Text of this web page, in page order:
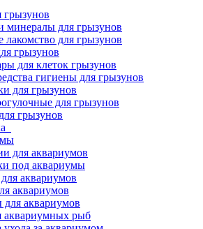
грызунов
минералы для грызунов
лакомство для грызунов
грызунов
для клеток грызунов
гигиены для грызунов
для грызунов
для грызунов
грызунов
для аквариумов
под аквариумы
аквариумов
аквариумов
аквариумов
аквариумных рыб